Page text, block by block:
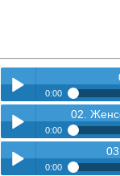
Play /
0:00
01. Женсовет -
Play /
02.
0:00
02. Женсовет -
0:00